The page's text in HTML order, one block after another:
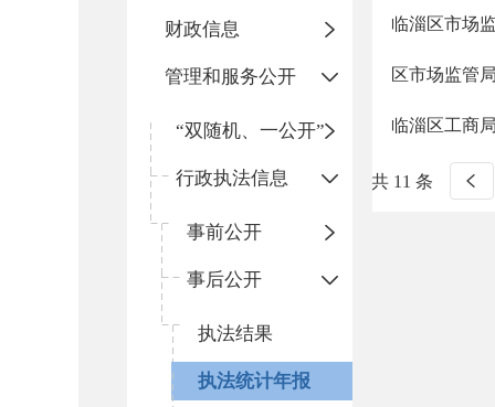
财政信息
管理和服务公开
“双随机、一公开”
行政执法信息
事前公开
事后公开
执法结果
执法统计年报
临淄区市场
区市场监管
临淄区工商
共 11 条